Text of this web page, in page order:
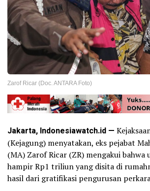
Zarof Ricar (Doc. ANTARA Foto)
Jakarta, Indonesiawatch.id —
(Kejagung) menyatakan, eks pejabat
(MA) Zarof Ricar (ZR) mengakui bahwa
hampir Rp1 triliun yang disita di
hasil dari gratifikasi pengurusan